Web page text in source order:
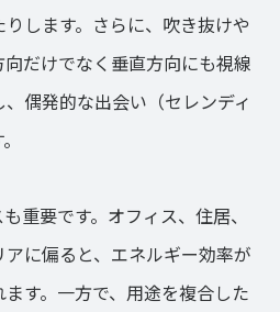
します。さらに、吹き抜けや
だけでなく垂直方向にも視線
偶発的な出会い（セレンディ
重要です。オフィス、住居、
に偏ると、エネルギー効率が
す。一方で、用途を複合した